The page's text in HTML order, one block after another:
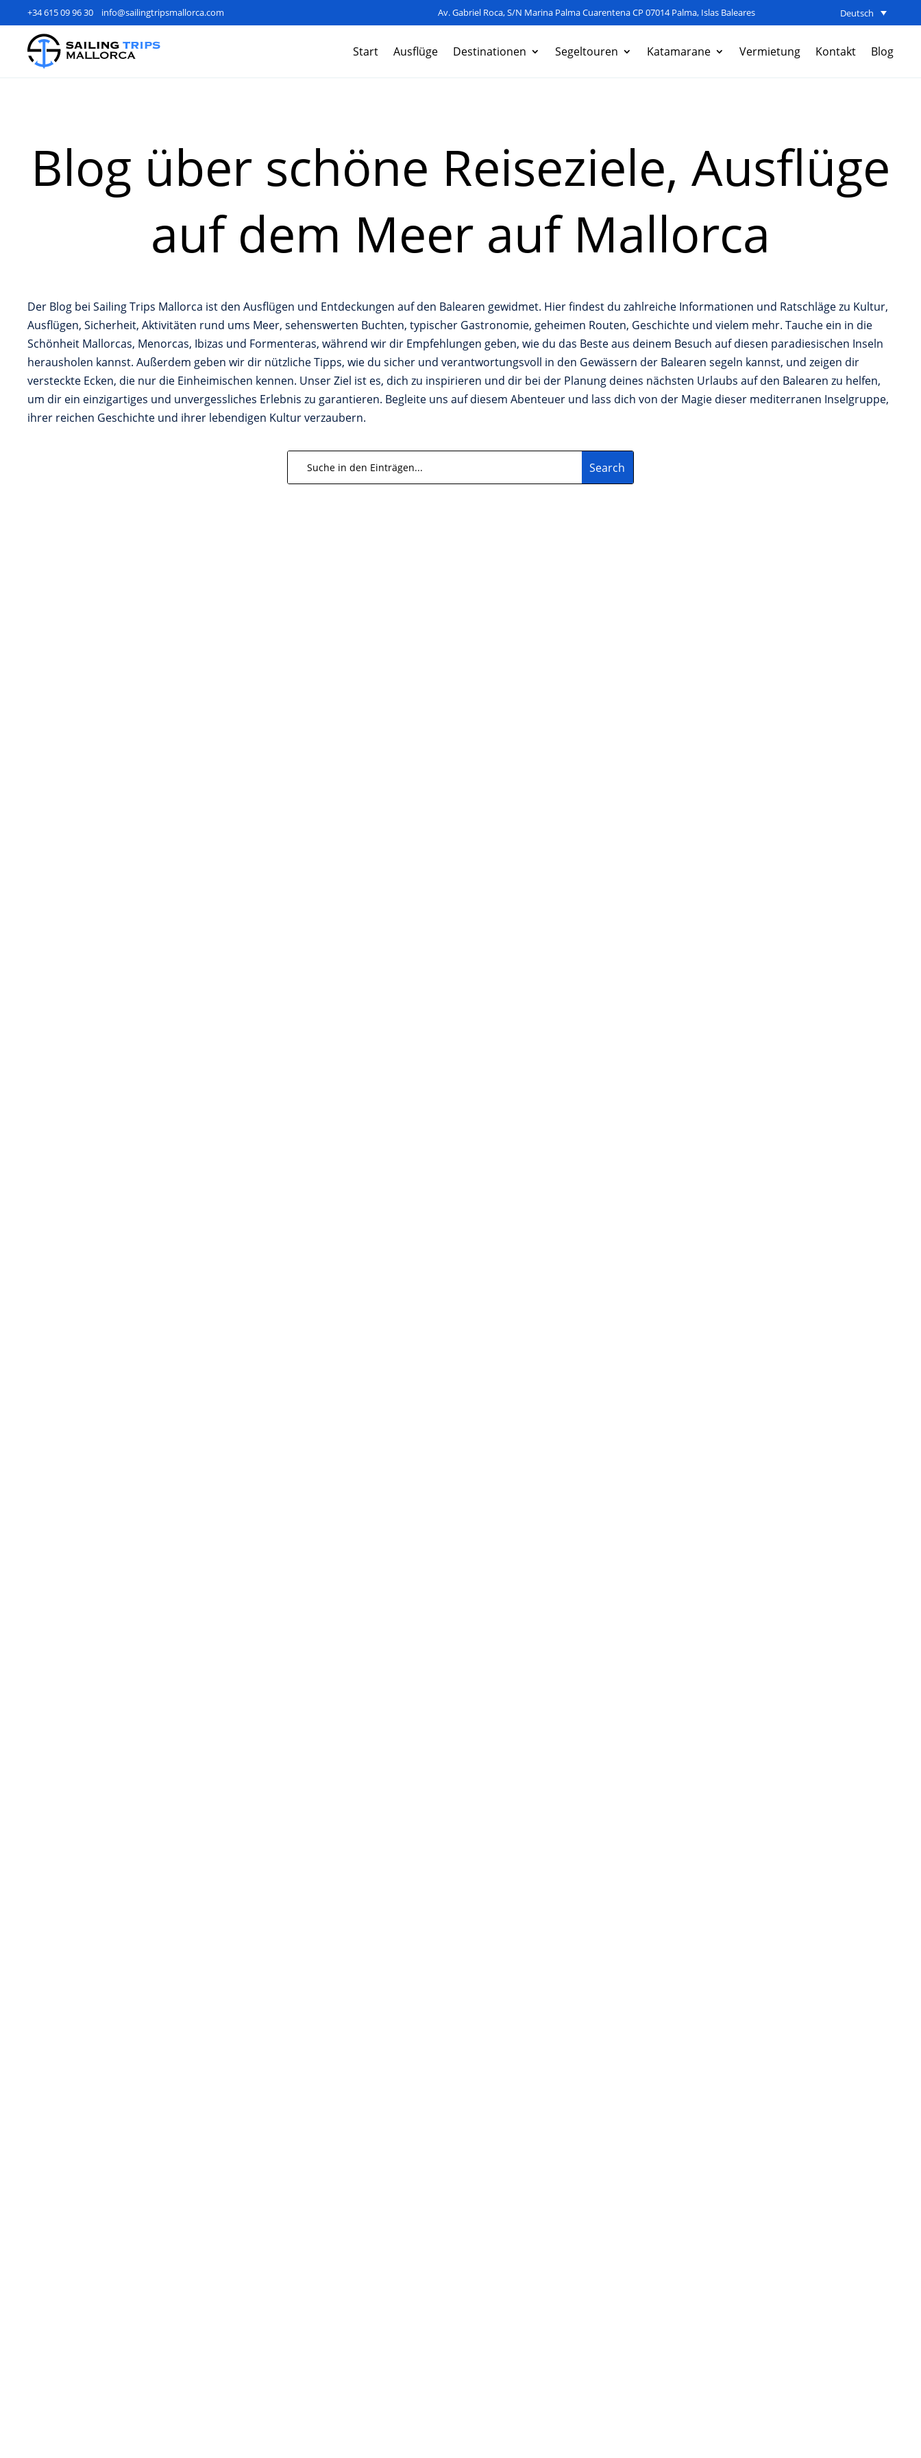
+34 615 09 96 30 info@sailingtripsmallorca.com Av. Gabriel Roca, S/N Marina Palma Cuarentena CP 07014 Palma, Islas Baleares Deutsch
Start Ausflüge Destinationen Segeltouren Katamarane Vermietung Kontakt Blog
Blog über schöne Reiseziele, Ausflüge
auf dem Meer auf Mallorca
Der Blog bei Sailing Trips Mallorca ist den Ausflügen und Entdeckungen auf den Balearen gewidmet. Hier findest du zahlreiche Informationen und Ratschläge zu Kultur,
Ausflügen, Sicherheit, Aktivitäten rund ums Meer, sehenswerten Buchten, typischer Gastronomie, geheimen Routen, Geschichte und vielem mehr. Tauche ein in die
Schönheit Mallorcas, Menorcas, Ibizas und Formenteras, während wir dir Empfehlungen geben, wie du das Beste aus deinem Besuch auf diesen paradiesischen Inseln
herausholen kannst. Außerdem geben wir dir nützliche Tipps, wie du sicher und verantwortungsvoll in den Gewässern der Balearen segeln kannst, und zeigen dir
versteckte Ecken, die nur die Einheimischen kennen. Unser Ziel ist es, dich zu inspirieren und dir bei der Planung deines nächsten Urlaubs auf den Balearen zu helfen,
um dir ein einzigartiges und unvergessliches Erlebnis zu garantieren. Begleite uns auf diesem Abenteuer und lass dich von der Magie dieser mediterranen Inselgruppe,
ihrer reichen Geschichte und ihrer lebendigen Kultur verzaubern.